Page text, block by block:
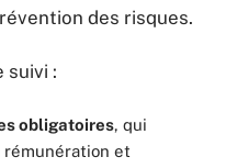
des risques.
suivi :
obligatoires, qui
et